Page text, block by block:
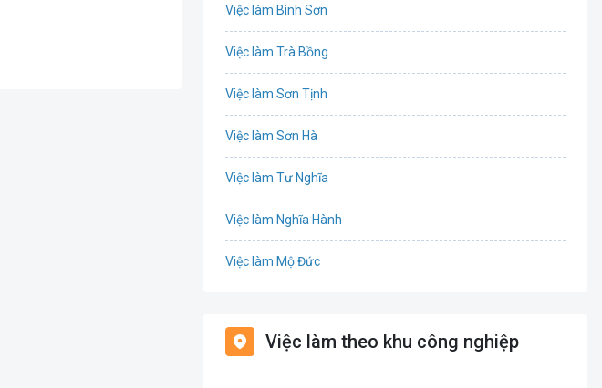
Hàng hải / Hàng không
Việc làm Bình Sơn
Việc làm Trà Bồng
Việc làm Sơn Tịnh
Việc làm Sơn Hà
Việc làm Tư Nghĩa
Việc làm Nghĩa Hành
Việc làm Mộ Đức
Việc làm Ba Tơ
Việc làm theo khu công nghiệp